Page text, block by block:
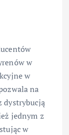
w
w
na
dystrybucją
jednym z
w